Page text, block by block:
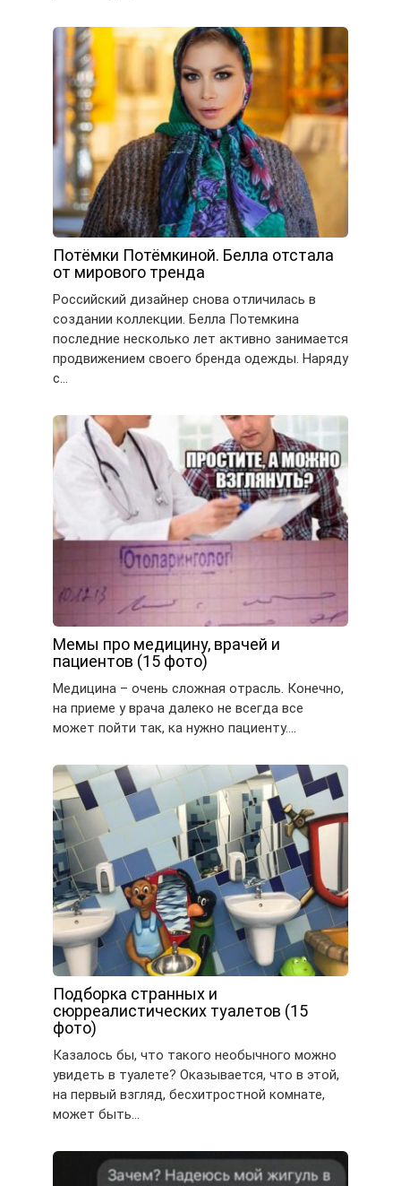
Потёмки Потёмкиной. Белла отстала
от мирового тренда
Российский дизайнер снова отличилась в
создании коллекции. Белла Потемкина
последние несколько лет активно занимается
продвижением своего бренда одежды. Наряду
с…
Мемы про медицину, врачей и
пациентов (15 фото)
Медицина – очень сложная отрасль. Конечно,
на приеме у врача далеко не всегда все
может пойти так, ка нужно пациенту….
Подборка странных и
сюрреалистических туалетов (15
фото)
Казалось бы, что такого необычного можно
увидеть в туалете? Оказывается, что в этой,
на первый взгляд, бесхитростной комнате,
может быть…